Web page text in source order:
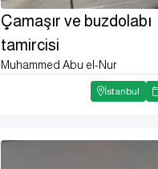
Çamaşır ve buzdolabı
tamircisi
Muhammed Abu el-Nur
İstanbul